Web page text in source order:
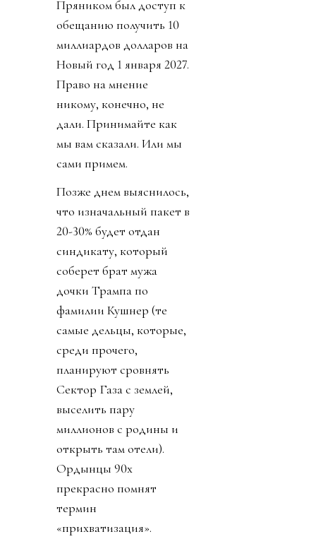
Пряником был доступ к
обещанию получить 10
миллиардов долларов на
Новый год 1 января 2027.
Право на мнение
никому, конечно, не
дали. Принимайте как
мы вам сказали. Или мы
сами примем.
Позже днем выяснилось,
что изначальный пакет в
20-30% будет отдан
синдикату, который
соберет брат мужа
дочки Трампа по
фамилии Кушнер (те
самые дельцы, которые,
среди прочего,
планируют сровнять
Сектор Газа с землей,
выселить пару
миллионов с родины и
открыть там отели).
Ордынцы 90х
прекрасно помнят
термин
«прихватизация».